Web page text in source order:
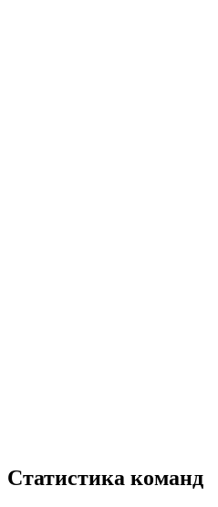
Статистика команд